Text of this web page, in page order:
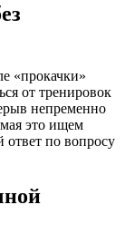
«прокачки»
от тренировок
непременно
это ищем
ответ по вопросу